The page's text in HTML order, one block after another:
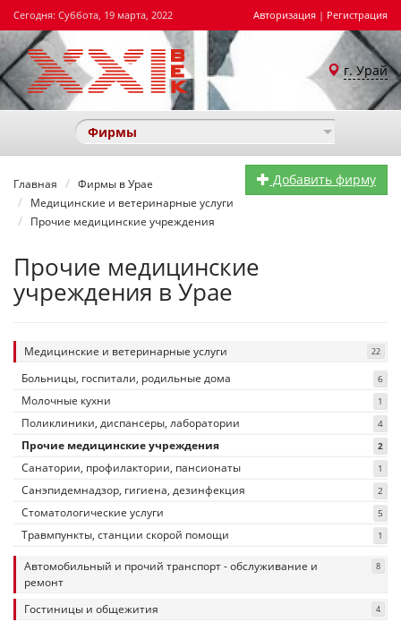
Сегодня: Суббота, 19 марта, 2022 Авторизация | Регистрация
г. Урай
Фирмы
Добавить фирму
Главная
Фирмы в Урае
Медицинские и ветеринарные услуги
Прочие медицинские учреждения
Прочие медицинские
учреждения в Урае
Медицинские и ветеринарные услуги 22
Больницы, госпитали, родильные дома 6
Молочные кухни 1
Поликлиники, диспансеры, лаборатории 4
Прочие медицинские учреждения 2
Санатории, профилактории, пансионаты 1
Санэпидемнадзор, гигиена, дезинфекция 2
Стоматологические услуги 5
Травмпункты, станции скорой помощи 1
Автомобильный и прочий транспорт - обслуживание и
ремонт
8
Гостиницы и общежития 4